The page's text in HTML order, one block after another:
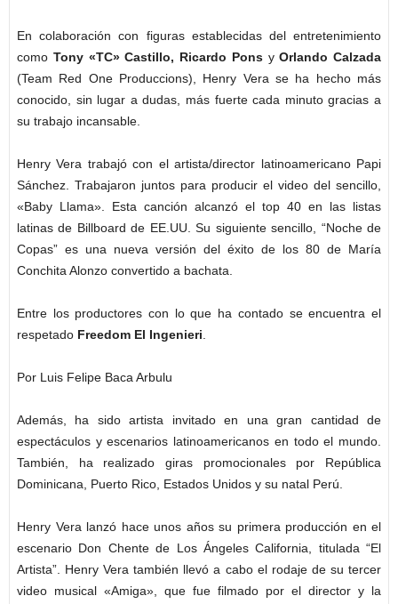
En colaboración con figuras establecidas del entretenimiento
como Tony «TC» Castillo, Ricardo PonsyOrlando Calzada
(Team Red One Produccions), Henry Vera se ha hecho más
conocido, sin lugar a dudas, más fuerte cada minuto gracias a
su trabajo incansable.
Henry Vera trabajó con el artista/director latinoamericano Papi
Sánchez. Trabajaron juntos para producir el video del sencillo,
«Baby Llama». Esta canción alcanzó el top 40 en las listas
latinas de Billboard de EE.UU. Su siguiente sencillo, “Noche de
Copas” es una nueva versión del éxito de los 80 de María
Conchita Alonzo convertido a bachata.
Entre los productores con lo que ha contado se encuentra el
respetado Freedom El Ingenieri.
Por Luis Felipe Baca Arbulu
Además, ha sido artista invitado en una gran cantidad de
espectáculos y escenarios latinoamericanos en todo el mundo.
También, ha realizado giras promocionales por República
Dominicana, Puerto Rico, Estados Unidos y su natal Perú.
Henry Vera lanzó hace unos años su primera producción en el
escenario Don Chente de Los Ángeles California, titulada “El
Artista”. Henry Vera también llevó a cabo el rodaje de su tercer
video musical «Amiga», que fue filmado por el director y la